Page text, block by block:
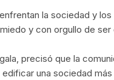
la sociedad y
y con orgullo de ser
precisó que la
una sociedad más